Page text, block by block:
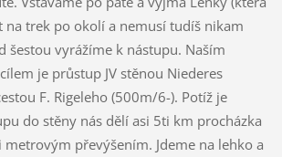
na trek po okolí a nemusí tudíš nikam
šestou vyrážíme k nástupu. Naším
je průstup JV stěnou Niederes
F. Rigeleho (500m/6-). Potíž je
do stěny nás dělí asi 5ti km procházka
převýšením. Jdeme na lehko a